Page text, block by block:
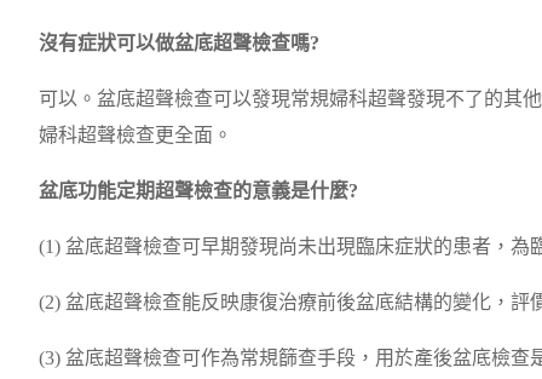
沒有症狀可以做盆底超聲檢查嗎?
可以。盆底超聲檢查可以發現常規婦科超聲發現不了的其
婦科超聲檢查更全面。
盆底功能定期超聲檢查的意義是什麼?
(1) 盆底超聲檢查可早期發現尚未出現臨床症狀的患者，為
(2) 盆底超聲檢查能反映康復治療前後盆底結構的變化，評
(3) 盆底超聲檢查可作為常規篩查手段，用於產後盆底檢查